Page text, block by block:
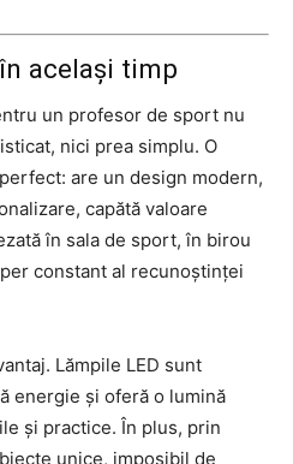
același timp
un profesor de sport nu
nici prea simplu. O
are un design modern,
capătă valoare
în sala de sport, în birou
constant al recunoștinței
Lămpile LED sunt
energie și oferă o lumină
și practice. În plus, prin
unice, imposibil de